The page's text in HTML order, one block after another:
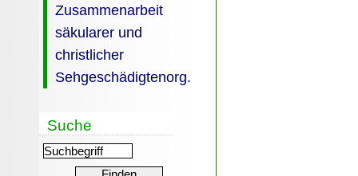
Zusammenarbeit
säkularer und
christlicher
Sehgeschädigtenorg.
Suche